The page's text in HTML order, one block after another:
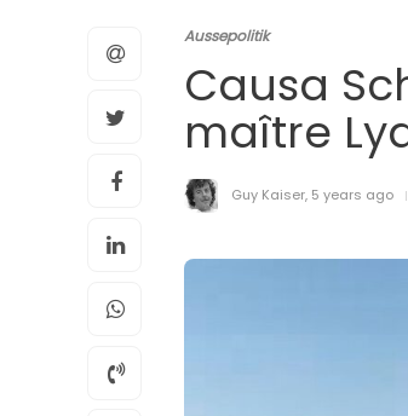
Aussepolitik
Causa
maître
Guy Kaiser, 5 years ago